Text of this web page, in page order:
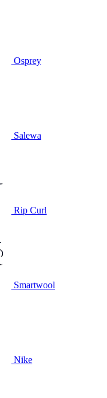
Osprey
Salewa
Rip Curl
Smartwool
Nike